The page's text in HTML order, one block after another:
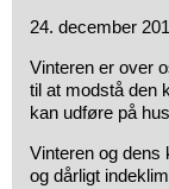
24. december
Vinteren er over
til at modstå den
kan udføre på
Vinteren og dens
og dårligt